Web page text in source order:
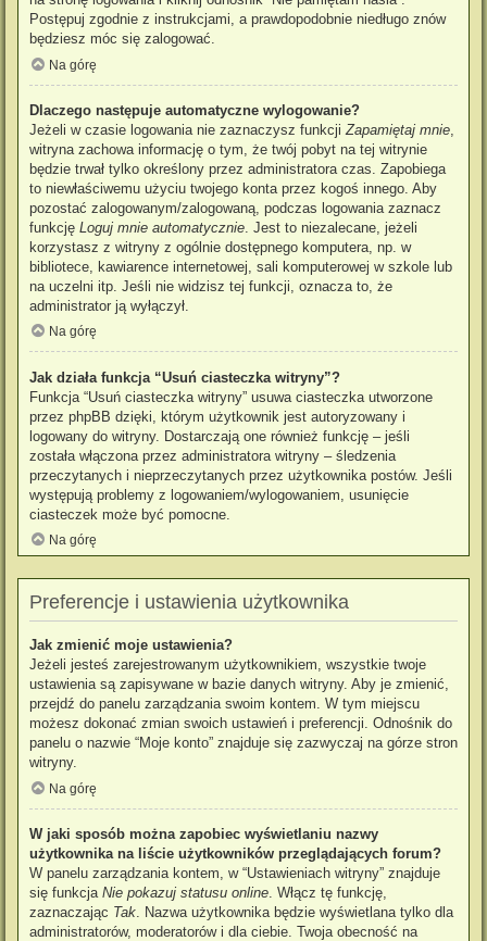
Postępuj zgodnie z instrukcjami, a prawdopodobnie niedługo znów
będziesz móc się zalogować.
Na górę
Dlaczego następuje automatyczne wylogowanie?
Jeżeli w czasie logowania nie zaznaczysz funkcji Zapamiętaj mnie
witryna zachowa informację o tym, że twój pobyt na tej witrynie
będzie trwał tylko określony przez administratora czas. Zapobiega
to niewłaściwemu użyciu twojego konta przez kogoś innego. Aby
pozostać zalogowanym/zalogowaną, podczas logowania zaznacz
funkcję Loguj mnie automatycznie . Jest to niezalecane, jeżeli
korzystasz z witryny z ogólnie dostępnego komputera, np. w
bibliotece, kawiarence internetowej, sali komputerowej w szkole lub
na uczelni itp. Jeśli nie widzisz tej funkcji, oznacza to, że
administrator ją wyłączył.
Na górę
Jak działa funkcja “Usuń ciasteczka witryny”?
Funkcja “Usuń ciasteczka witryny” usuwa ciasteczka utworzone
przez phpBB dzięki, którym użytkownik jest autoryzowany i
logowany do witryny. Dostarczają one również funkcję – jeśli
została włączona przez administratora witryny – śledzenia
przeczytanych i nieprzeczytanych przez użytkownika postów. Jeśli
występują problemy z logowaniem/wylogowaniem, usunięcie
ciasteczek może być pomocne.
Na górę
Preferencje i ustawienia użytkownika
Jak zmienić moje ustawienia?
Jeżeli jesteś zarejestrowanym użytkownikiem, wszystkie twoje
ustawienia są zapisywane w bazie danych witryny. Aby je zmienić,
przejdź do panelu zarządzania swoim kontem. W tym miejscu
możesz dokonać zmian swoich ustawień i preferencji. Odnośnik do
panelu o nazwie “Moje konto” znajduje się zazwyczaj na górze stron
witryny.
Na górę
W jaki sposób można zapobiec wyświetlaniu nazwy
użytkownika na liście użytkowników przeglądających forum?
W panelu zarządzania kontem, w “Ustawieniach witryny” znajduje
się funkcja Nie pokazuj statusu online . Włącz tę funkcję,
zaznaczając Tak . Nazwa użytkownika będzie wyświetlana tylko dla
administratorów, moderatorów i dla ciebie. Twoja obecność na